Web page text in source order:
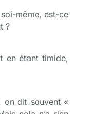
même, est-ce
?
en étant timide,
on dit souvent «